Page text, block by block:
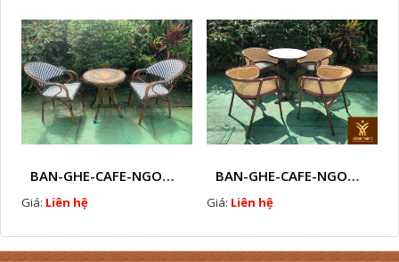
BAN-GHE-CAFE-NGOAI-TROI-J5
Giá: Liên hệ
BAN-GHE-CAFE-NGOAI-TROI-J6
Giá: Liên hệ